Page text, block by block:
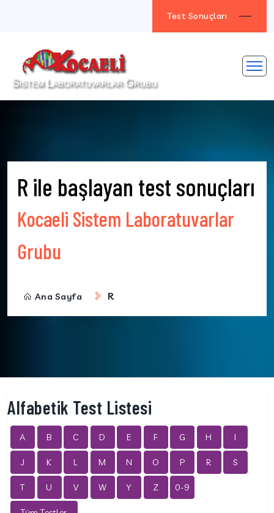
Test Sonuçları
R ile başlayan test sonuçları
Kocaeli Sistem Laboratuvarlar
Grubu
Ana Sayfa R
Alfabetik Test Listesi
A B C D E F G H I
J K L M N O P R S
T U V W Y Z 0-9